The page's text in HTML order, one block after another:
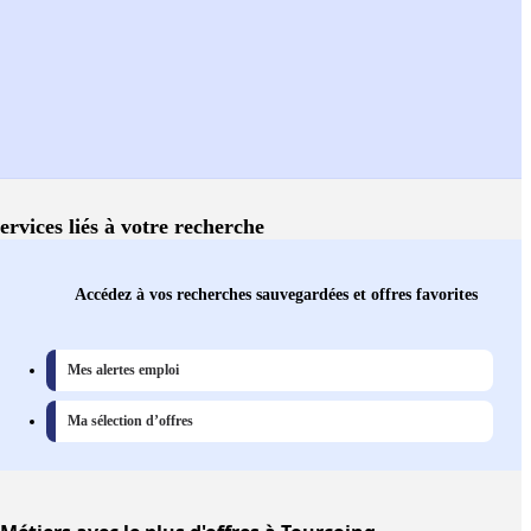
liés à votre recherche
Accédez à vos recherches sauvegardées et offres favorites
Mes alertes emploi
Ma sélection d’offres